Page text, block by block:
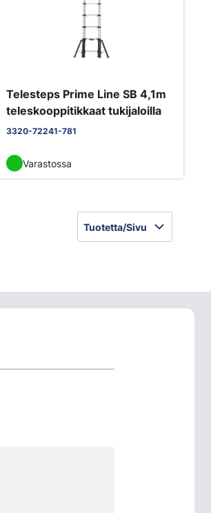
Telesteps Prime Line SB 4,1m
teleskooppitikkaat tukijaloilla
3320-72241-781
Varastossa
Tuotetta/Sivu